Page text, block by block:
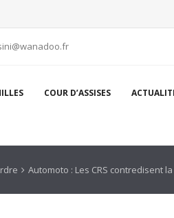
COUR D’ASSISES
Automoto : Les CRS contredisent